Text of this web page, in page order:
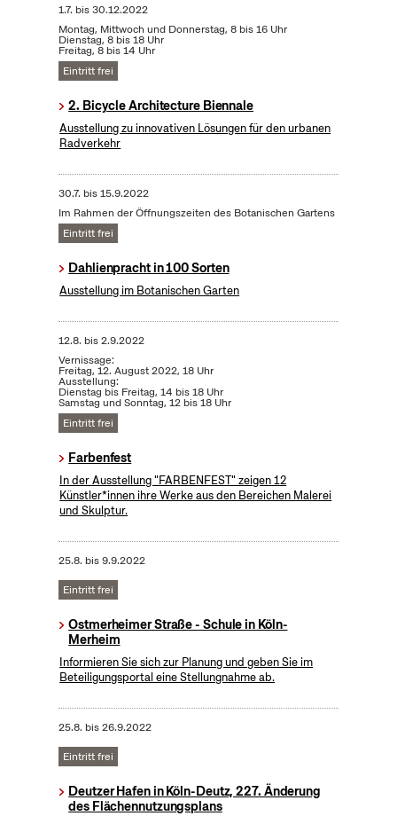
1.7. bis30.12.2022
Montag, Mittwoch und Donnerstag, 8 bis 16 Uhr
Dienstag, 8 bis 18 Uhr
Freitag, 8 bis 14 Uhr
Eintritt frei
2. Bicycle Architecture Biennale
Ausstellung zu innovativen Lösungen für den urbanen
Radverkehr
30.7. bis15.9.2022
Im Rahmen der Öffnungszeiten des Botanischen Gartens
Eintritt frei
Dahlienpracht in 100 Sorten
Ausstellung im Botanischen Garten
12.8. bis2.9.2022
Vernissage:
Freitag, 12. August 2022, 18 Uhr
Ausstellung:
Dienstag bis Freitag, 14 bis 18 Uhr
Samstag und Sonntag, 12 bis 18 Uhr
Eintritt frei
Farbenfest
In der Ausstellung "FARBENFEST" zeigen 12
Künstler*innen ihre Werke aus den Bereichen Malerei
und Skulptur.
25.8. bis9.9.2022
Eintritt frei
Ostmerheimer Straße - Schule in Köln-
Merheim
Informieren Sie sich zur Planung und geben Sie im
Beteiligungsportal eine Stellungnahme ab.
25.8. bis26.9.2022
Eintritt frei
Deutzer Hafen in Köln-Deutz, 227. Änderung
des Flächennutzungsplans